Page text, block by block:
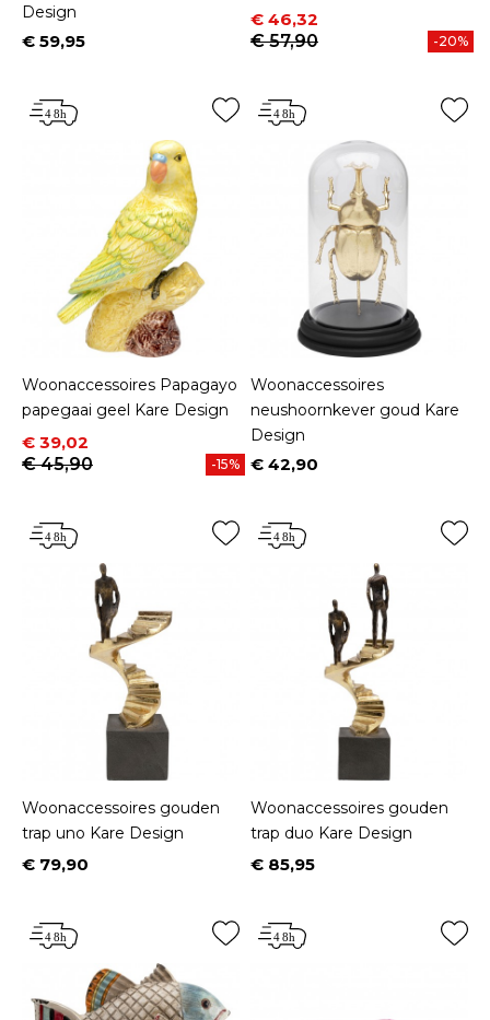
Design
Prijs
€ 59,95
Prijs
€ 46,32
Normale prijs
€ 57,90
-20%
Woonaccessoires Papagayo
papegaai geel Kare Design
Prijs
€ 39,02
Normale prijs
€ 45,90
-15%
Woonaccessoires
neushoornkever goud Kare
Design
Prijs
€ 42,90
Woonaccessoires gouden
trap uno Kare Design
Prijs
€ 79,90
Woonaccessoires gouden
trap duo Kare Design
Prijs
€ 85,95